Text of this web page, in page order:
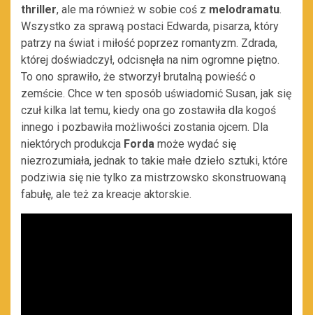
thriller, ale ma również w sobie coś z melodramatu.
Wszystko za sprawą postaci Edwarda, pisarza, który
patrzy na świat i miłość poprzez romantyzm. Zdrada,
której doświadczył, odcisnęła na nim ogromne piętno.
To ono sprawiło, że stworzył brutalną powieść o
zemście. Chce w ten sposób uświadomić Susan, jak się
czuł kilka lat temu, kiedy ona go zostawiła dla kogoś
innego i pozbawiła możliwości zostania ojcem. Dla
niektórych produkcja Forda może wydać się
niezrozumiała, jednak to takie małe dzieło sztuki, które
podziwia się nie tylko za mistrzowsko skonstruowaną
fabułę, ale też za kreacje aktorskie.